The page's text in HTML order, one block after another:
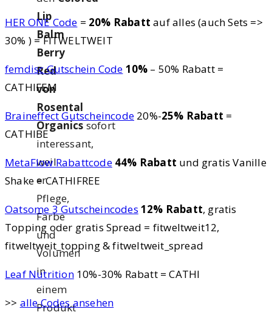
Lip
Balm
Berry
Red
von
Rosental
Organicssofort
interessant,
weil
er
Pflege,
Farbe
und
Volumen
in
einem
Produkt
HER ONE Code = 20% Rabatt auf alles (auch Sets =>
30% ) = FITWELTWEIT
femdisc Gutschein Code 10% – 50% Rabatt =
CATHIFEM
Braineffect Gutscheincode 20%-25% Rabatt =
CATHIBE
MetaFlow Rabattcode 44% Rabatt und gratis Vanille
Shake = CATHIFREE
Oatsome 3 Gutscheincodes 12% Rabatt, gratis
Topping oder gratis Spread = fitweltweit12,
fitweltweit_topping & fitweltweit_spread
Leaf Nutrition10%-30% Rabatt = CATHI
>> alle Codes ansehen